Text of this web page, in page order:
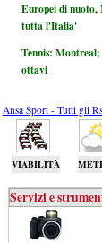
Europei di nuoto,
tutta l'Italia'
Tennis: Montreal;
ottavi
Ansa Sport - Tutti gli
VIABILITÀ
Servizi e